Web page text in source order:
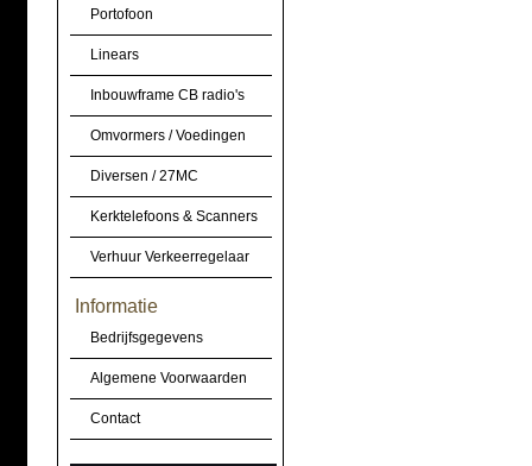
Portofoon
Linears
Inbouwframe CB radio's
Omvormers / Voedingen
Diversen / 27MC
Kerktelefoons & Scanners
Verhuur Verkeerregelaar
Informatie
Bedrijfsgegevens
Algemene Voorwaarden
Contact